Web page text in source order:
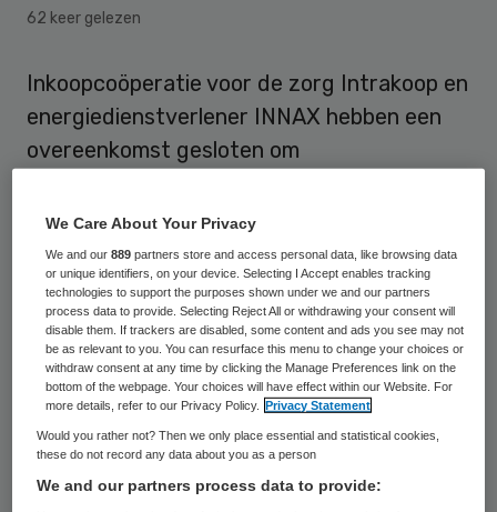
62 keer gelezen
Inkoopcoöperatie voor de zorg Intrakoop en
energiedienstverlener INNAX hebben een
overeenkomst gesloten om
energiebesparing en de verduurzaming van
hun gebouwen. Ze spelen hiermee naar
eigen zeggen in op de groeiende vraag naar
advies over en praktische maatregelen voor
het terugdringen van energieverbruik in de
zorg.
Zorgpartijen kunnen bij INNAX en Intrakoop
energieverbruik en een kosten-
We Care About Your Privacy
We and our889 partners store and access personal data, like browsing data
or unique identifiers, on your device. Selecting I Accept enables tracking
technologies to support the purposes shown under we and our partners
process data to provide. Selecting Reject All or withdrawing your consent will
disable them. If trackers are disabled, some content and ads you see may not
be as relevant to you. You can resurface this menu to change your choices or
withdraw consent at any time by clicking the Manage Preferences link on the
bottom of the webpage. Your choices will have effect within our Website. For
more details, refer to our Privacy Policy.
Privacy Statement
Would you rather not? Then we only place essential and statistical cookies,
these do not record any data about you as a person
We and our partners process data to provide: